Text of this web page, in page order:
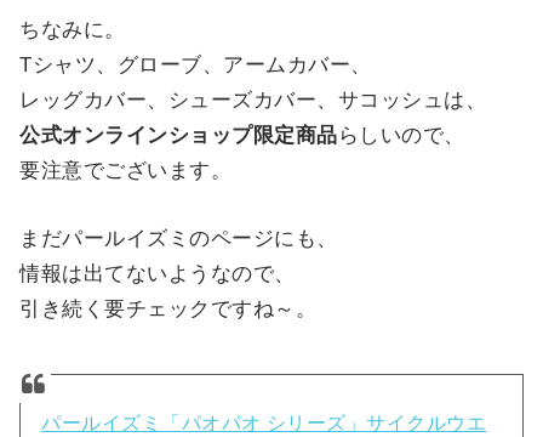
ちなみに。
Tシャツ、グローブ、アームカバー、
レッグカバー、シューズカバー、サコッシュは、
公式オンラインショップ限定商品 らしいので、
要注意でございます。
まだパールイズミのページにも、
情報は出てないようなので、
引き続く要チェックですね～。
パールイズミ「パオパオ シリーズ」サイクルウエ